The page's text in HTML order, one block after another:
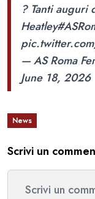
? Tanti auguri
Heatley
— AS Roma
June 18, 2026
News
Scrivi un